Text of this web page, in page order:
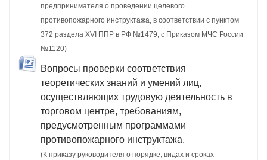
предпринимателя о проведении целевого
противопожарного инструктажа, в соответствии с пунктом
372 раздела XVI ППР в РФ №1479, c Приказом МЧС России
№1120)
Вопросы проверки соответствия
теоретических знаний и умений лиц,
осуществляющих трудовую деятельность в
торговом центре, требованиям,
предусмотренным программами
противопожарного инструктажа.
(К приказу руководителя о порядке, видах и сроках